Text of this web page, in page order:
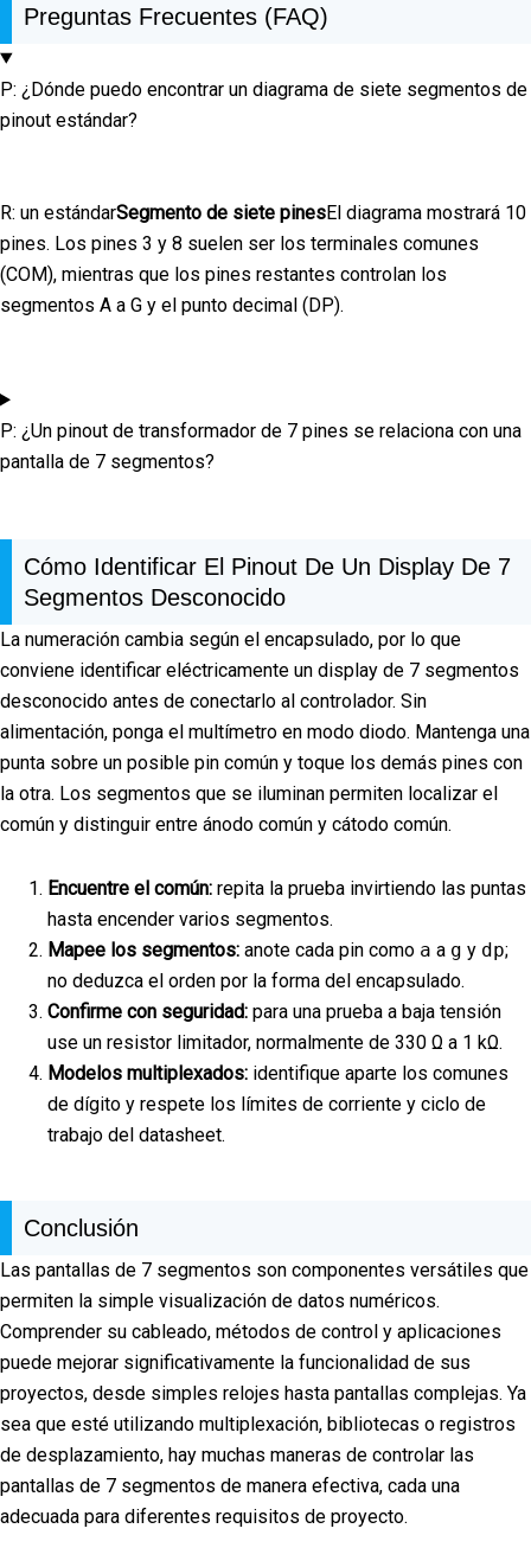
Preguntas Frecuentes (FAQ)
P: ¿Dónde puedo encontrar un diagrama de siete segmentos de
pinout estándar?
R: un estándarSegmento de siete pinesEl diagrama mostrará 10
pines. Los pines 3 y 8 suelen ser los terminales comunes
(COM), mientras que los pines restantes controlan los
segmentos A a G y el punto decimal (DP).
P: ¿Un pinout de transformador de 7 pines se relaciona con una
pantalla de 7 segmentos?
Cómo Identificar El Pinout De Un Display De 7
Segmentos Desconocido
La numeración cambia según el encapsulado, por lo que
conviene identificar eléctricamente un display de 7 segmentos
desconocido antes de conectarlo al controlador. Sin
alimentación, ponga el multímetro en modo diodo. Mantenga una
punta sobre un posible pin común y toque los demás pines con
la otra. Los segmentos que se iluminan permiten localizar el
común y distinguir entre ánodo común y cátodo común.
Encuentre el común: repita la prueba invirtiendo las puntas
hasta encender varios segmentos.
Mapee los segmentos: anote cada pin como a a g y dp;
no deduzca el orden por la forma del encapsulado.
Confirme con seguridad: para una prueba a baja tensión
use un resistor limitador, normalmente de 330 Ω a 1 kΩ.
Modelos multiplexados: identifique aparte los comunes
de dígito y respete los límites de corriente y ciclo de
trabajo del datasheet.
Conclusión
Las pantallas de 7 segmentos son componentes versátiles que
permiten la simple visualización de datos numéricos.
Comprender su cableado, métodos de control y aplicaciones
puede mejorar significativamente la funcionalidad de sus
proyectos, desde simples relojes hasta pantallas complejas. Ya
sea que esté utilizando multiplexación, bibliotecas o registros
de desplazamiento, hay muchas maneras de controlar las
pantallas de 7 segmentos de manera efectiva, cada una
adecuada para diferentes requisitos de proyecto.